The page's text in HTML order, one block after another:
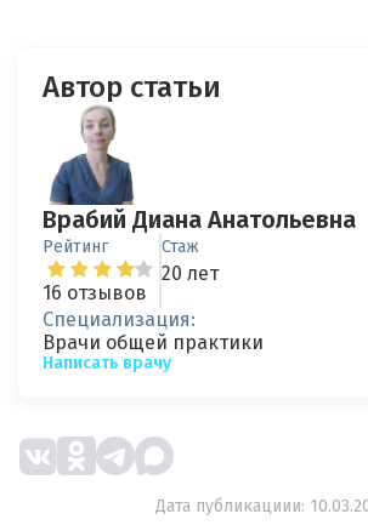
Автор статьи
Врабий Диана Анатольевна
Рейтинг
16 отзывов
Стаж
20 лет
Специализация:
Врачи общей практики
Написать врачу
Дата публикациии: